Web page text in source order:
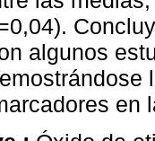
algunos
en